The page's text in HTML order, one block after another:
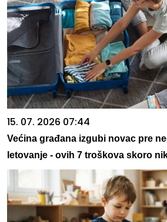
15. 07. 2026 07:44
Većina građana izgubi novac pre
letovanje - ovih 7 troškova skoro